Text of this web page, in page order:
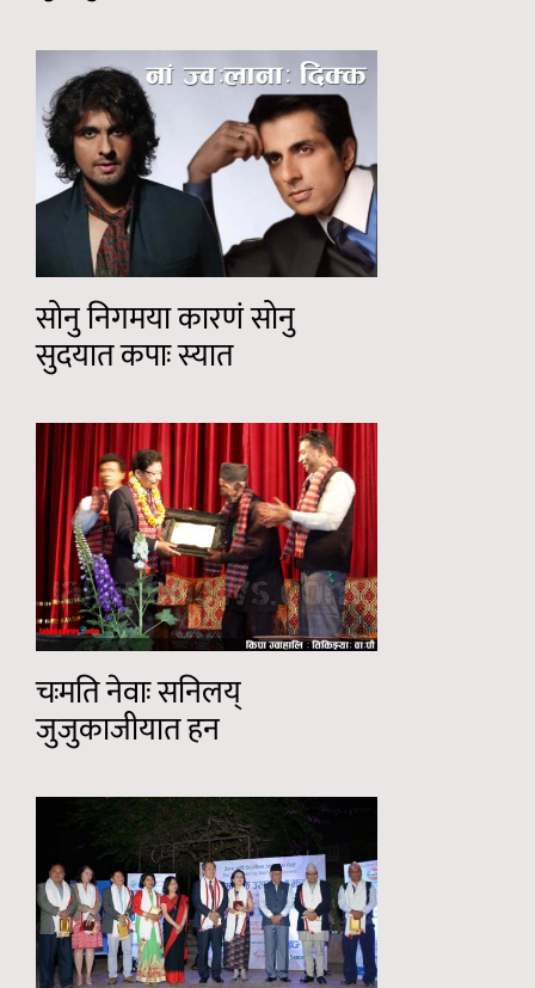
सोनु निगमया कारणं सोनु
सुदयात कपाः स्यात
चःमति नेवाः सनिलय्
जुजुकाजीयात हन